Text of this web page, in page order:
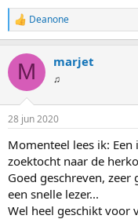
W
a
r
e
n
e
n
:
Deanone
M marjet
♫
28 jun 2020
Momenteel lees ik:
zoektocht naar de
Goed geschreven,
een snelle lezer...
Wel heel geschikt voor